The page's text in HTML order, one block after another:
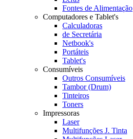
Fontes de Alimentação
Computadores e Tablet's
Calculadoras
de Secretária
Netbook's
Portáteis
Tablet's
Consumíveis
Outros Consumíveis
Tambor (Drum)
Tinteiros
Toners
Impressoras
Laser
Multifunções J. Tinta